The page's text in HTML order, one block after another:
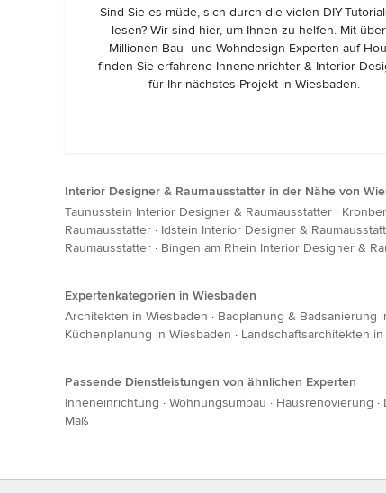
Sind Sie es müde, sich durch die vielen DIY-
lesen? Wir sind hier, um Ihnen zu helfen. Mit
Millionen Bau- und Wohndesign-Experten auf
finden Sie erfahrene Inneneinrichter & Interior
für Ihr nächstes Projekt in Wiesbaden.
Interior Designer & Raumausstatter in der Nähe von
Taunusstein Interior Designer & Raumausstatter ·
Raumausstatter · Idstein Interior Designer &
Raumausstatter · Bingen am Rhein Interior Designer &
Expertenkategorien in Wiesbaden
Architekten in Wiesbaden · Badplanung & Badsanierung
Küchenplanung in Wiesbaden · Landschaftsarchitekten
Passende Dienstleistungen von ähnlichen Experten
Inneneinrichtung · Wohnungsumbau · Hausrenovierung ·
Maß